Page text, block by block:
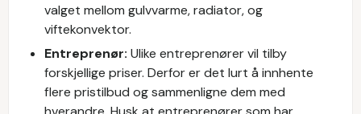
valget mellom gulvvarme, radiator, og
viftekonvektor.
Entreprenør: Ulike entreprenører vil tilby
forskjellige priser. Derfor er det lurt å innhente
flere pristilbud og sammenligne dem med